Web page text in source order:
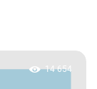
14 654